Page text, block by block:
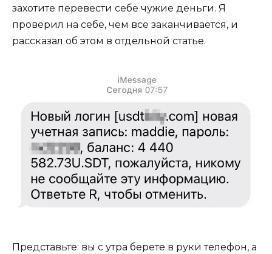
захотите перевести себе чужие деньги. Я
проверил на себе, чем все заканчивается, и
рассказал об этом в отдельной статье.
Представьте: вы с утра берете в руки телефон, а